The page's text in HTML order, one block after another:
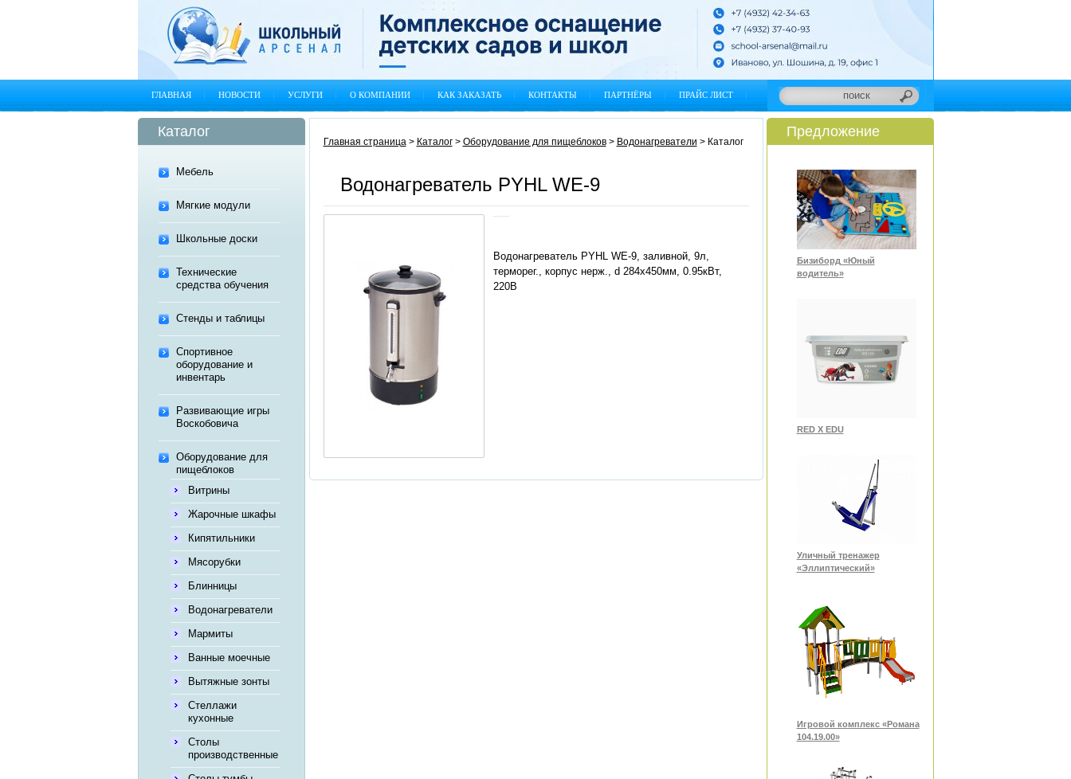
ГЛАВНАЯ НОВОСТИ УСЛУГИ О КОМПАНИИ КАК ЗАКАЗАТЬ КОНТАКТЫ ПАРТНЁРЫ ПРАЙС ЛИСТ
Каталог
Мебель
Мягкие модули
Школьные доски
Технические
средства обучения
Стенды и таблицы
Спортивное
оборудование и
инвентарь
Развивающие игры
Воскобовича
Оборудование для
пищеблоков
Витрины
Жарочные шкафы
Кипятильники
Мясорубки
Блинницы
Водонагреватели
Мармиты
Ванные моечные
Вытяжные зонты
Стеллажи
кухонные
Столы
производственные
Главная страница> Каталог> Оборудование для пищеблоков> Водонагреватели > Каталог
Водонагреватель PYHL WE-9
Водонагреватель PYHL WE-9, заливной, 9л,
терморег., корпус нерж., d 284х450мм, 0.95кВт,
220В
Предложение
Бизиборд «Юный
водитель»
RED X EDU
Уличный тренажер
«Эллиптический»
Игровой комплекс «Романа
104.19.00»